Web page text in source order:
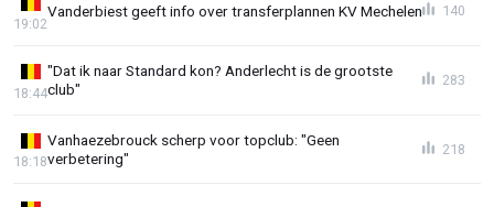
Vanderbiest geeft info over transferplannen KV Mechelen
19:02
140
"Dat ik naar Standard kon? Anderlecht is de grootste
club"
18:44
283
Vanhaezebrouck scherp voor topclub: "Geen
verbetering"
18:18
218